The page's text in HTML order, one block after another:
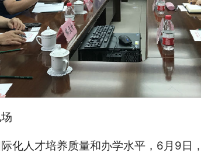
化人才培养质量和办学水平，6月9